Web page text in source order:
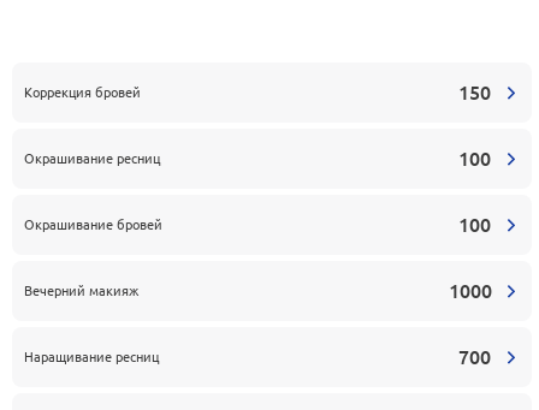
Коррекция бровей 150
Окрашивание ресниц 100
Окрашивание бровей 100
Вечерний макияж 1000
Наращивание ресниц 700